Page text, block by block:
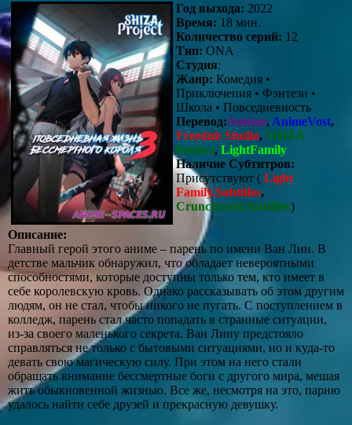
Год выхода: 2022
Время: 18 мин.
Количество серий: 12
Тип: ONA
Студия:
Жанр: Комедия •
Приключения • Фэнтези •
Школа • Повседневность
Перевод:Anistar, AnimeVost,
Freedub Studio, SHIZA
Project, LightFamily
Наличие Субтитров:
Присутствуют ( Light
Family.Subtitles,
Crunchyroll.Subtitles)
Описание:
Главный герой этого аниме – парень по имени Ван Лин. В
детстве мальчик обнаружил, что обладает невероятными
способностями, которые доступны только тем, кто имеет в
себе королевскую кровь. Однако рассказывать об этом другим
людям, он не стал, чтобы никого не пугать. С поступлением в
колледж, парень стал часто попадать в странные ситуации,
из-за своего маленького секрета. Ван Лину предстояло
справляться не только с бытовыми ситуациями, но и куда-то
девать свою магическую силу. При этом на него стали
обращать внимание бессмертные боги с другого мира, мешая
жить обыкновенной жизнью. Все же, несмотря на это, парню
удалось найти себе друзей и прекрасную девушку.